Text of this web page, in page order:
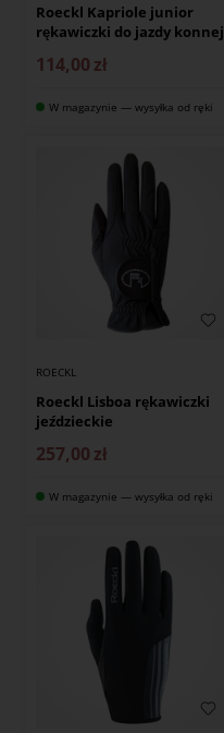
Roeckl Kapriole junior
rękawiczki do jazdy konnej
114,00 zł
W magazynie — wysyłka od ręki
ROECKL
Roeckl Lisboa rękawiczki
jeździeckie
257,00 zł
W magazynie — wysyłka od ręki